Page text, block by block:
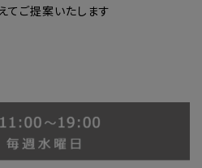
てご提案いたします